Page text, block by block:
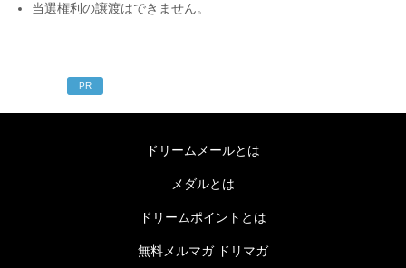
当選権利の譲渡はできません。
PR
ドリームメールとは
メダルとは
ドリームポイントとは
無料メルマガ ドリマガ